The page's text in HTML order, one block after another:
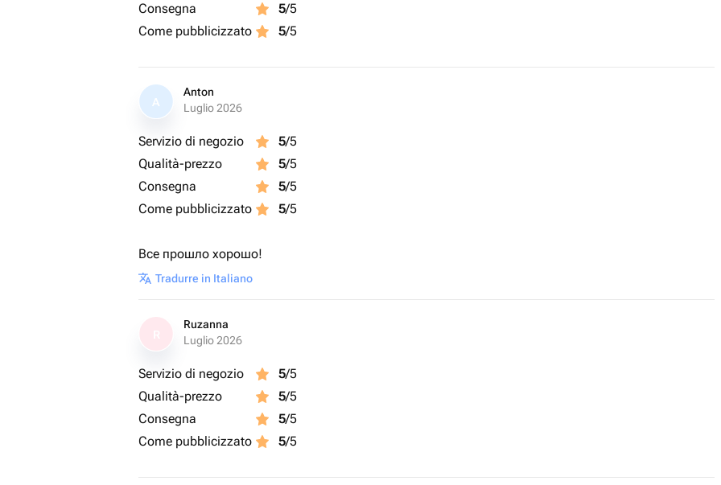
Consegna
5/5
Come pubblicizzato
5/5
A
Anton
Luglio 2026
Servizio di negozio 5/5
Qualità-prezzo
5/5
Consegna
5/5
Come pubblicizzato
5/5
Все прошло хорошо!
Tradurre in Italiano
Ruzanna
Luglio 2026
Servizio di negozio 5/5
Qualità-prezzo
5/5
Consegna
5/5
Come pubblicizzato
5/5